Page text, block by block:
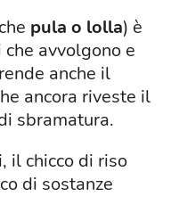
pula o lolla) è
avvolgono e
anche il
ancora riveste il
sbramatura.
il chicco di riso
di sostanze